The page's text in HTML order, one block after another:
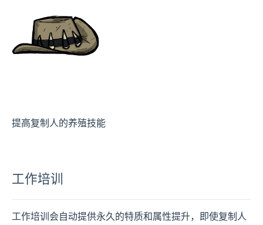
提高复制人的养殖技能
工作培训
工作培训会自动提供永久的特质和属性提升，即使复制人